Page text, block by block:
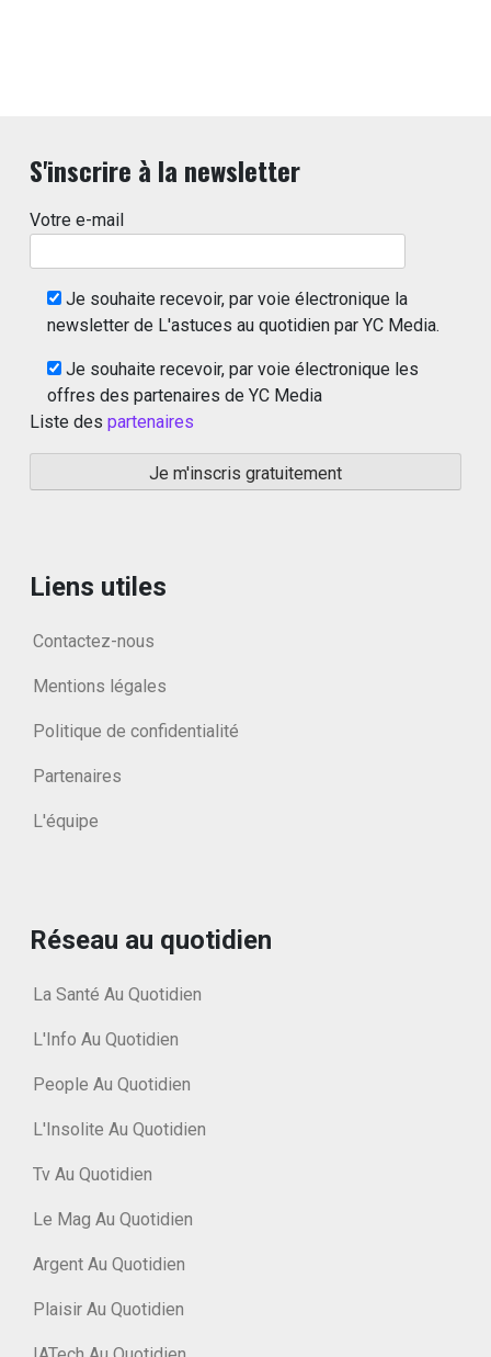
S'inscrire à la newsletter
Votre e-mail
Je souhaite recevoir, par voie électronique la
newsletter de L'astuces au quotidien par YC Media.
Je souhaite recevoir, par voie électronique les
offres des partenaires de YC Media
Liste des partenaires
Liens utiles
Contactez-nous
Mentions légales
Politique de confidentialité
Partenaires
L'équipe
Réseau au quotidien
La Santé Au Quotidien
L'Info Au Quotidien
People Au Quotidien
L'Insolite Au Quotidien
Tv Au Quotidien
Le Mag Au Quotidien
Argent Au Quotidien
Plaisir Au Quotidien